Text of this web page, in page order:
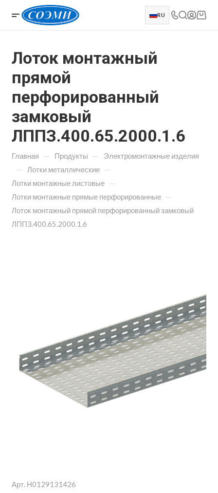
RU
Лоток монтажный
прямой
перфорированный
замковый
ЛППЗ.400.65.2000.1.6
Главная — Продукты — Электромонтажные изделия
— Лотки металлические —
Лотки монтажные листовые —
Лотки монтажные прямые перфорированные —
Лоток монтажный прямой перфорированный замковый
ЛППЗ.400.65.2000.1.6
Арт. Н0129131426